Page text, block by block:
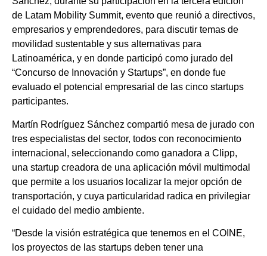
de Latam Mobility Summit, evento que reunió a directivos,
empresarios y emprendedores, para discutir temas de
movilidad sustentable y sus alternativas para
Latinoamérica, y en donde participó como jurado del
“Concurso de Innovación y Startups”, en donde fue
evaluado el potencial empresarial de las cinco startups
participantes.
Martín Rodríguez Sánchez compartió mesa de jurado con
tres especialistas del sector, todos con reconocimiento
internacional, seleccionando como ganadora a Clipp,
una startup creadora de una aplicación móvil multimodal
que permite a los usuarios localizar la mejor opción de
transportación, y cuya particularidad radica en privilegiar
el cuidado del medio ambiente.
“Desde la visión estratégica que tenemos en el COINE,
los proyectos de las startups deben tener una